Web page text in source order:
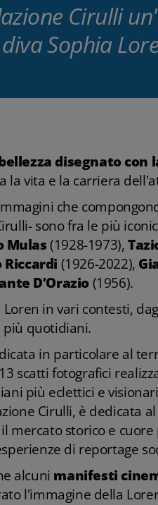
Cirulli
Sophia
disegnato con
la vita e la carriera
che
sono fra le più
Mulas(1928-1973),
Riccardi (1926-2022),
D’Orazio(1956).
in vari contesti,
più quotidiani.
in particolare al
scatti fotografici
più eclettici e
Cirulli, è dedicata
mercato storico e
di reportage
alcuni manifesti
l'immagine della